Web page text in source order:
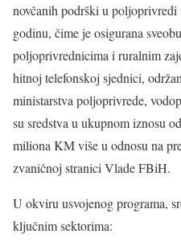
novčanih podrški u
godinu, čime je osigurana
poljoprivrednicima i ruralnim
hitnoj telefonskoj sjednici,
ministarstva poljoprivrede,
su sredstva u ukupnom iznosu
miliona KM više u odnosu na
zvaničnoj stranici Vlade FBiH.
U okviru usvojenog programa,
ključnim sektorima: